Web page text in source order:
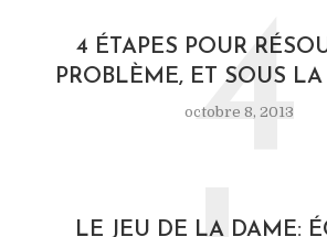
4 ÉTAPES POUR
PROBLÈME, ET SOUS
octobre 8, 2013
4
LE JEU DE LA DAME: